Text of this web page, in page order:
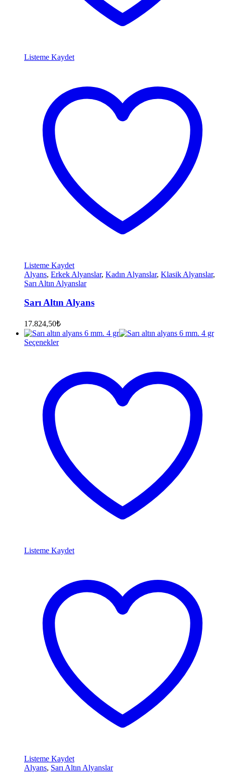
Listeme Kaydet
Listeme Kaydet
Alyans, Erkek Alyanslar, Kadın Alyanslar, Klasik Alyanslar,
Sarı Altın Alyanslar
Sarı Altın Alyans
17.824,50₺
Seçenekler
Listeme Kaydet
Listeme Kaydet
Alyans, Sarı Altın Alyanslar